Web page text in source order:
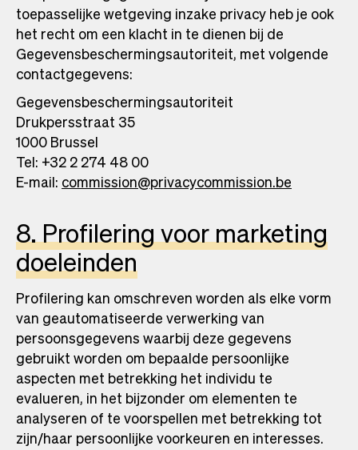
toepasselijke wetgeving inzake privacy heb je ook
het recht om een klacht in te dienen bij de
Gegevensbeschermingsautoriteit, met volgende
contactgegevens:
Gegevensbeschermingsautoriteit
Drukpersstraat 35
1000 Brussel
Tel: +32 2 274 48 00
E-mail: commission@privacycommission.be
8. Profilering voor marketing
doeleinden
Profilering kan omschreven worden als elke vorm
van geautomatiseerde verwerking van
persoonsgegevens waarbij deze gegevens
gebruikt worden om bepaalde persoonlijke
aspecten met betrekking het individu te
evalueren, in het bijzonder om elementen te
analyseren of te voorspellen met betrekking tot
zijn/haar persoonlijke voorkeuren en interesses.